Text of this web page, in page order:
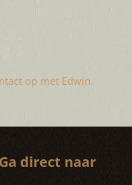
op met Edwin.
Ga direct naar